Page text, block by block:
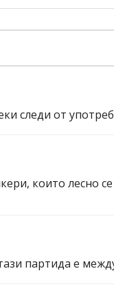
следи от
които лесно
партида е